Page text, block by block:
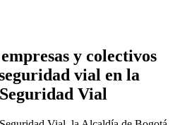
y colectivos
vial en la
Vial